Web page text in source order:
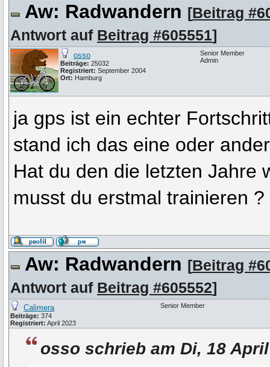
Aw: Radwandern [Beitrag
Antwort auf Beitrag #605551]
osso
Beiträge: 25032
Registriert: September 2004
Ort: Hamburg
Senior Member
Admin
ja gps ist ein echter
stand ich das eine oder
Hat du den die letzten Jahre
musst du erstmal trainieren ?
Aw: Radwandern [Beitrag
Antwort auf Beitrag #605552]
Calimera
Beiträge: 374
Registriert: April 2023
Senior Member
osso schrieb am Di, 18